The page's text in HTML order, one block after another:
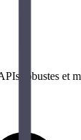
robustes et